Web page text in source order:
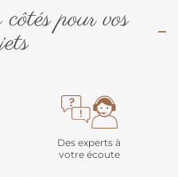
pour vos
Des experts à
votre écoute